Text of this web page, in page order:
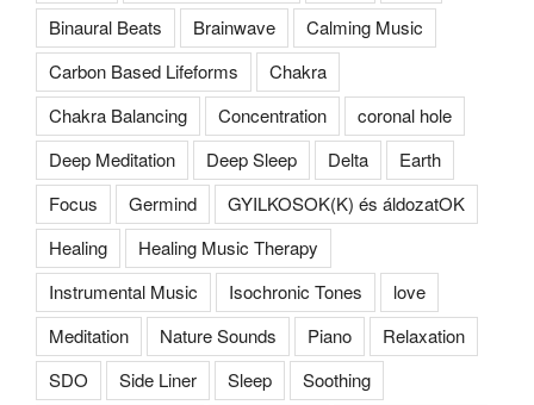
Binaural Beats
Brainwave
Calming Music
Carbon Based Lifeforms
Chakra
Chakra Balancing
Concentration
coronal hole
Deep Meditation
Deep Sleep Delta
Earth
Focus
Germind
GYILKOSOK(K) és áldozatOK
Healing
Healing Music Therapy
Instrumental Music
Isochronic Tones
love
Meditation
Nature Sounds Piano
Relaxation
SDO
Side Liner Sleep
Soothing